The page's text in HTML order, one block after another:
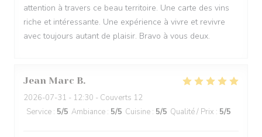
attention à travers ce beau territoire. Une carte des vins
riche et intéressante. Une expérience à vivre et revivre
avec toujours autant de plaisir. Bravo à vous deux.
Jean Marc B
2026-07-31 - 12:30 - Couverts 12
Service : 5/5 Ambiance : 5/5 Cuisine : 5/5 Qualité / Prix : 5/5